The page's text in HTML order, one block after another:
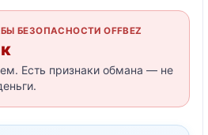
БЕЗОПАСНОСТИ OFFBEZ
Есть признаки обмана — не